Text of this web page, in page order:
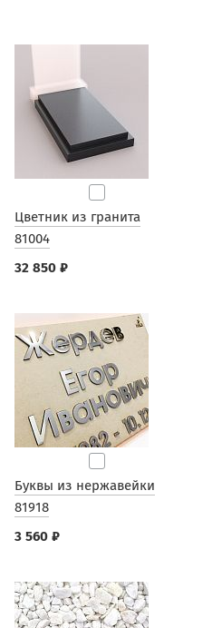
Цветник из гранита
81004
32 850 ₽
Буквы из нержавейки
81918
3 560 ₽